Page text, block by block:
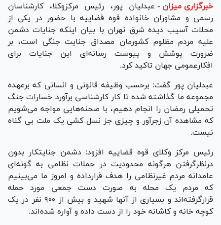
خبرگزاری میزان - عبدلیان پور، رئیس مرکزوکلا، کارشناسان
رسمی و مشاوران خانواده قوه قضاییه با حضور در یکی از
محلات آسیب دیده شرق تهران با بیان اینکه جنایات دشمن
علیه مردم مظلوم کشورمان مصداق جنایت جنگی است، بر
ضرورت پوشش و پیوست رسانه‌ای این جنایات برای
افکارعمومی جهان تاکید کرد.
عبدلیان پور گفت: برحسب وظیفه قانونی و انسانی که برعهده
مجموعه ما گذاشته شده تا کار کارشناسی برآورد خسارات جنگ
تحمیلی رمضان را انجام دهیم، با صحنه‌هایی مواجه می‌شویم
که مشاهده آن زجرآور و چیزی جز نسل کشی یک ملت بی گناه
نیست.
رئیس مرکز وکلای قوه قضاییه افزود: دشمن جنایتکار بدون
درنظرگرفتن هرگونه محدودیت در حملات نظامی به گونه‌ای
عامدانه مردم غیرنظامی را هدف قرارداده و امروز ما می‌بینیم
که مردم یک محله به صورت دست جمعی مورد حمله
قرارگرفته‌اند و بسیاری از آنها شهید و بیش از ۹۰۰ نفر در یک
کوچه خانه و کاشانه خود را از دست داده و آواره شده‌اند.